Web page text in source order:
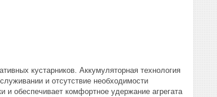
кустарников. Аккумуляторная технология
и отсутствие необходимости
и обеспечивает комфортное удержание агрегата